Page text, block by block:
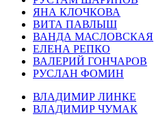
ЯНА КЛОЧКОВА
ВИТА ПАВЛЫШ
ВАНДА МАСЛОВСКАЯ
ЕЛЕНА РЕПКО
ВАЛЕРИЙ ГОНЧАРОВ
РУСЛАН ФОМИН
ВЛАДИМИР ЛИНКЕ
ВЛАДИМИР ЧУМАК